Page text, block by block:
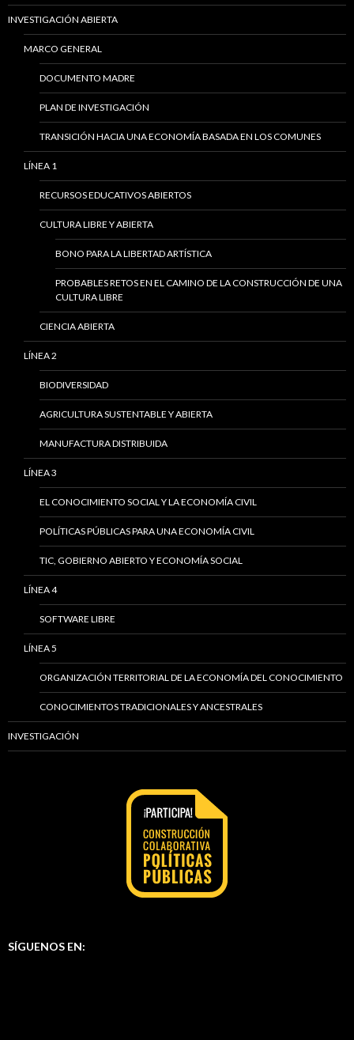
INVESTIGACIÓN ABIERTA
MARCO GENERAL
DOCUMENTO MADRE
PLAN DE INVESTIGACIÓN
TRANSICIÓN HACIA UNA ECONOMÍA BASADA EN LOS COMUNES
LÍNEA 1
RECURSOS EDUCATIVOS ABIERTOS
CULTURA LIBRE Y ABIERTA
BONO PARA LA LIBERTAD ARTÍSTICA
PROBABLES RETOS EN EL CAMINO DE LA CONSTRUCCIÓN DE UNA
CULTURA LIBRE
CIENCIA ABIERTA
LÍNEA 2
BIODIVERSIDAD
AGRICULTURA SUSTENTABLE Y ABIERTA
MANUFACTURA DISTRIBUIDA
LÍNEA 3
EL CONOCIMIENTO SOCIAL Y LA ECONOMÍA CIVIL
POLÍTICAS PÚBLICAS PARA UNA ECONOMÍA CIVIL
TIC, GOBIERNO ABIERTO Y ECONOMÍA SOCIAL
LÍNEA 4
SOFTWARE LIBRE
LÍNEA 5
ORGANIZACIÓN TERRITORIAL DE LA ECONOMÍA DEL CONOCIMIENTO
CONOCIMIENTOS TRADICIONALES Y ANCESTRALES
INVESTIGACIÓN
SÍGUENOS EN: